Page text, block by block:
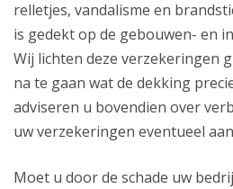
relletjes, vandalisme en
is gedekt op de gebouwen- en
Wij lichten deze verzekeringen
na te gaan wat de dekking
adviseren u bovendien over
uw verzekeringen eventueel
Moet u door de schade uw